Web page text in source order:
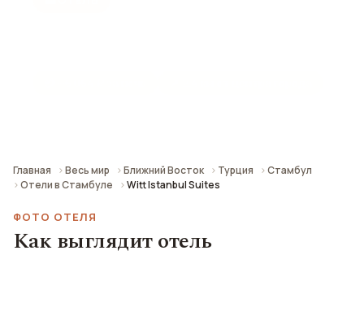
Главная Весь мир Ближний Восток Турция
Стамбул
Отели в Стамбуле
Witt Istanbul Suites
ФОТО ОТЕЛЯ
Как выглядит отель